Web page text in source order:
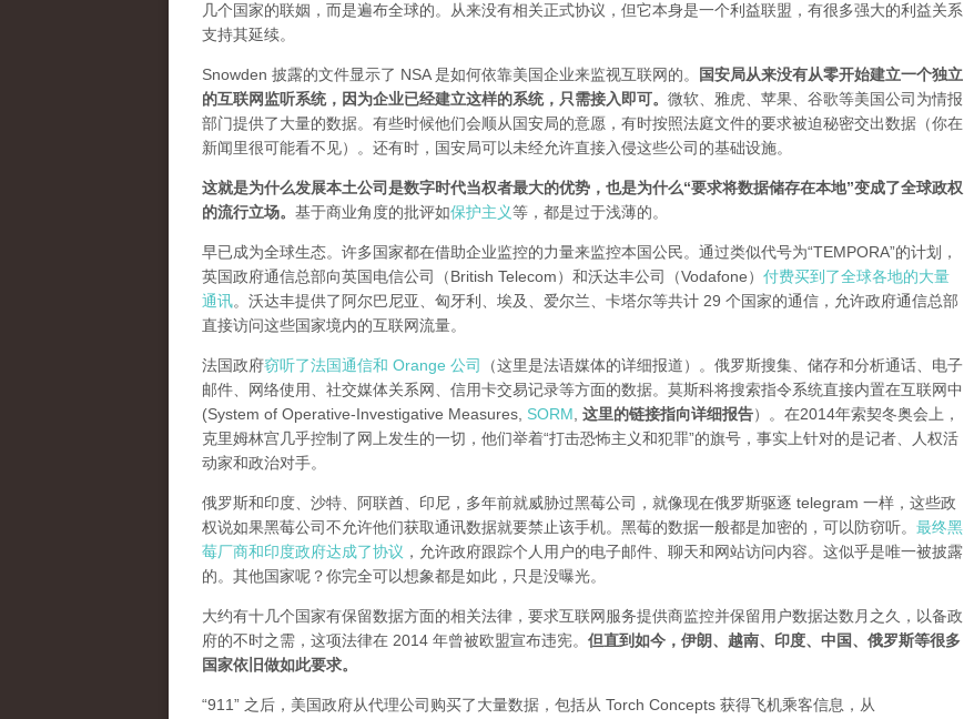
几个国家的联姻，而是遍布全球的。从来没有相关正式协议，但它本身是一个利益联盟，有很多强大的利益关系
支持其延续。
Snowden 披露的文件显示了 NSA 是如何依靠美国企业来监视互联网的。
国安局从来没有从零开始建立一个独立
的互联网监听系统，因为企业已经建立这样的系统，只需接入即可。 微软、雅虎、苹果、谷歌等美国公司为情报
部门提供了大量的数据。有些时候他们会顺从国安局的意愿，有时按照法庭文件的要求被迫秘密交出数据（你在
新闻里很可能看不见）。还有时，国安局可以未经允许直接入侵这些公司的基础设施。
这就是为什么发展本土公司是数字时代当权者最大的优势，也是为什么“要求将数据储存在本地”变成了全球政权
的流行立场。 基于商业角度的批评如保护主义等，都是过于浅薄的。
早已成为全球生态。许多国家都在借助企业监控的力量来监控本国公民。通过类似代号为“TEMPORA”的计划，
英国政府通信总部向英国电信公司（British Telecom）和沃达丰公司（Vodafone） 付费买到了全球各地的大量
通讯。沃达丰提供了阿尔巴尼亚、匈牙利、埃及、爱尔兰、卡塔尔等共计 29 个国家的通信，允许政府通信总部
直接访问这些国家境内的互联网流量。
法国政府窃听了法国通信和 Orange 公司
（这里是法语媒体的详细报道）。俄罗斯搜集、储存和分析通话、电子
邮件、网络使用、社交媒体关系网、信用卡交易记录等方面的数据。莫斯科将搜索指令系统直接内置在互联网中
(System of Operative-Investigative Measures, SORM 这里的链接指向详细报告）。在2014年索契冬奥会上，
克里姆林宫几乎控制了网上发生的一切，他们举着“打击恐怖主义和犯罪”的旗号，事实上针对的是记者、人权活
动家和政治对手。
俄罗斯和印度、沙特、阿联酋、印尼，多年前就威胁过黑莓公司，就像现在俄罗斯驱逐 telegram 一样，这些政
权说如果黑莓公司不允许他们获取通讯数据就要禁止该手机。黑莓的数据一般都是加密的，可以防窃听。 最终黑
莓厂商和印度政府达成了协议 ，允许政府跟踪个人用户的电子邮件、聊天和网站访问内容。这似乎是唯一被披露
的。其他国家呢？你完全可以想象都是如此，只是没曝光。
大约有十几个国家有保留数据方面的相关法律，要求互联网服务提供商监控并保留用户数据达数月之久，以备政
府的不时之需，这项法律在 2014 年曾被欧盟宣布违宪。 但直到如今，伊朗、越南、印度、中国、俄罗斯等很多
国家依旧做如此要求。
“911” 之后，美国政府从代理公司购买了大量数据，包括从 Torch Concepts 获得飞机乘客信息，从